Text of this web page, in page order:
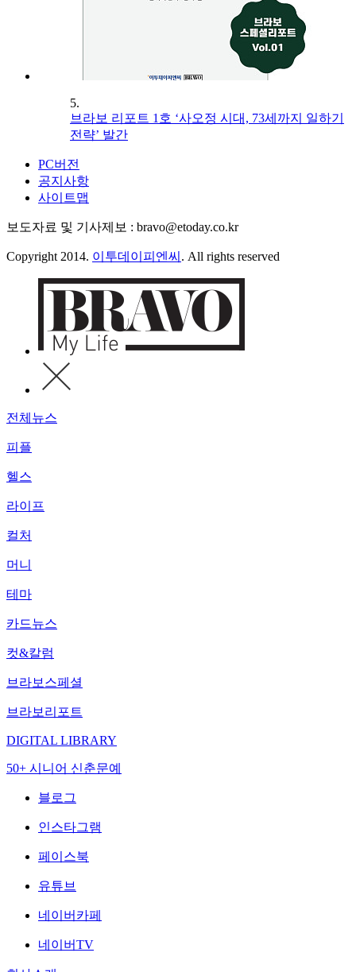
5.
브라보 리포트 1호 ‘사오정 시대, 73세까지 일하기
전략’ 발간
PC버전
공지사항
사이트맵
보도자료 및 기사제보 : bravo@etoday.co.kr
Copyright 2014. 이투데이피엔씨 . All rights reserved
전체뉴스
피플
헬스
라이프
컬처
머니
테마
카드뉴스
컷&칼럼
브라보스페셜
브라보리포트
DIGITAL LIBRARY
50+ 시니어 신춘문예
블로그
인스타그램
페이스북
유튜브
네이버카페
네이버TV